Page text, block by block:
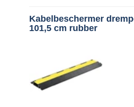
Kabelbeschermer
101,5 cm rubber